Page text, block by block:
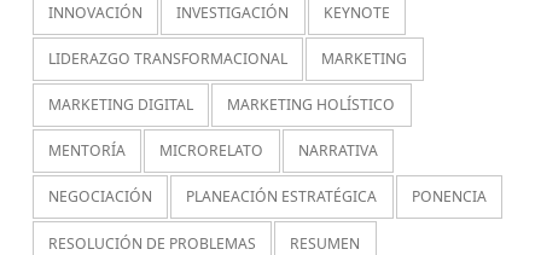
INNOVACIÓN INVESTIGACIÓN KEYNOTE
LIDERAZGO TRANSFORMACIONAL MARKETING
MARKETING DIGITAL MARKETING HOLÍSTICO
MENTORÍA MICRORELATO NARRATIVA
NEGOCIACIÓN PLANEACIÓN ESTRATÉGICA PONENCIA
RESOLUCIÓN DE PROBLEMAS RESUMEN